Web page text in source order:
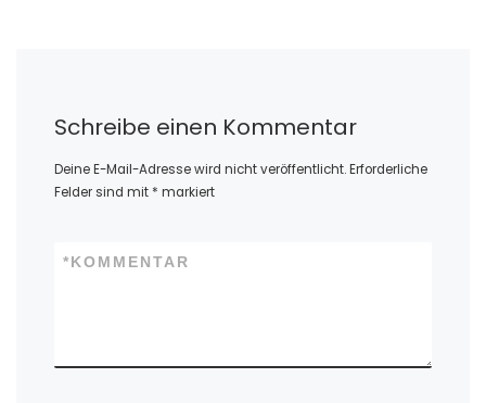
Schreibe einen Kommentar
Deine E-Mail-Adresse wird nicht veröffentlicht.Erforderliche
Felder sind mit * markiert
KOMMENTAR
*